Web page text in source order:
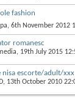
fashion
, 6th November 2012
romanesc
, 19th July 2015
nisa escorte/adult/xxx
, 13th October 2010